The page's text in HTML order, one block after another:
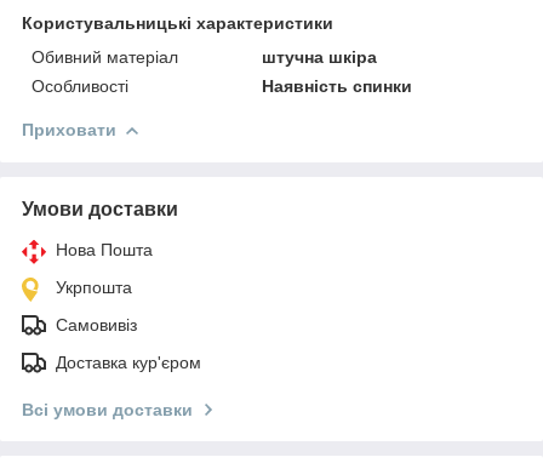
Користувальницькі характеристики
Обивний матеріал
штучна шкіра
Особливості
Наявність спинки
Приховати
Умови доставки
Нова Пошта
Укрпошта
Самовивіз
Доставка кур'єром
Всі умови доставки